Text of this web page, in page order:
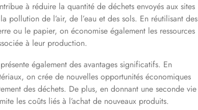
à réduire la quantité de déchets envoyés aux sites
pollution de l’air, de l’eau et des sols. En réutilisant des
ou le papier, on économise également les ressources
à leur production.
également des avantages significatifs. En
on crée de nouvelles opportunités économiques
des déchets. De plus, en donnant une seconde vie
les coûts liés à l’achat de nouveaux produits.